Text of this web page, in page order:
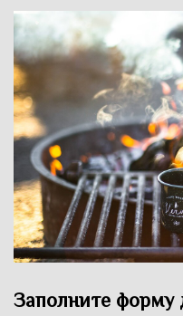
Заполните форму